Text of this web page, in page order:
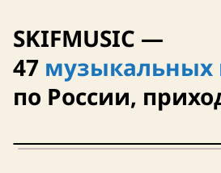
SKIFMUSIC —
47 музыкальных
по России,